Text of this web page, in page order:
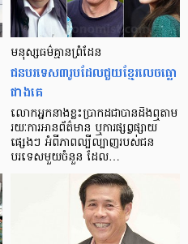
មនុស្ស​ធម៌​គ្មាន​ព្រំដែន
ជន​បរទេស​៣​រូប​ដែល​ជួយ​ខ្មែរ​លេច​ធ្លោ​
ជាង​គេ
លោកអ្នក​នាង​ខ្លះ​ប្រាកដ​ជា​បាន​​ដឹង​ឮ​តាម​
រយៈ​ការ​អាន​ព័ត៌មាន ឬ​ការ​ផ្សព្វផ្សាយ​
ផ្សេងៗ អំពី​ភាព​ល្បីល្បាញ​របស់​ជន​
បរទេស​មួយ​ចំនួន ដែល…